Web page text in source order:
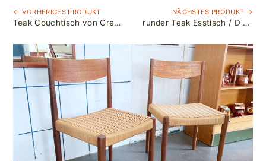
← VORHERIGES PRODUKT
Teak Couchtisch von Grete Jalk für Glostrup Møbelfabrik
NÄCHSTES PRODUKT →
runder Teak Esstisch / D 105 cm / mit einer Erweiterungsplatte